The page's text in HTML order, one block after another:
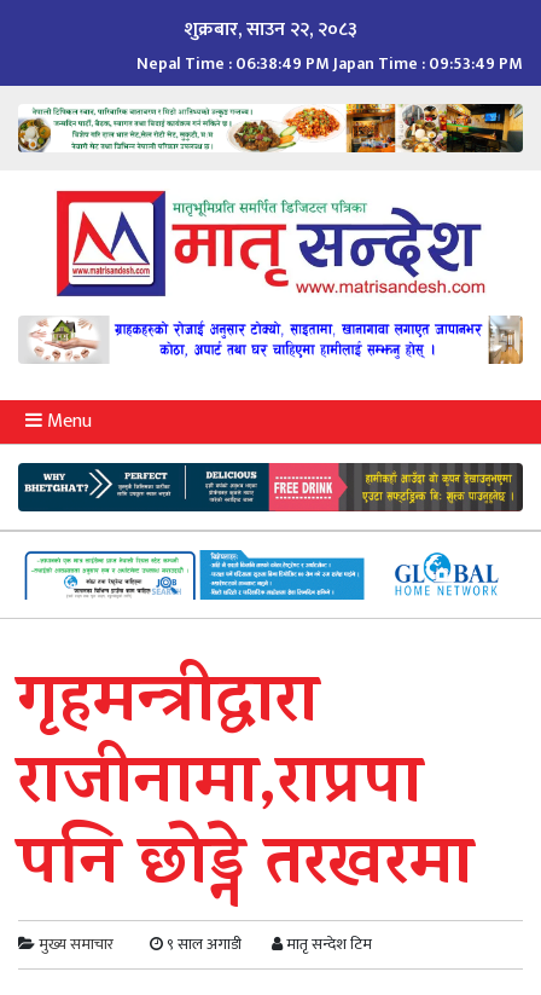
शुक्रबार, साउन २२, २०८३
Nepal Time :06:38:50 PMJapan Time :09:53:50 PM
Menu
गृहमन्त्रीद्वारा
राजीनामा,राप्रपा
पनि छोड्ने तरखरमा
मुख्य समाचार ९ साल अगाडी मातृ सन्देश टिम